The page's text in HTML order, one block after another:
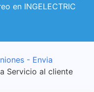
en INGELECTRIC
- Envia
Servicio al cliente